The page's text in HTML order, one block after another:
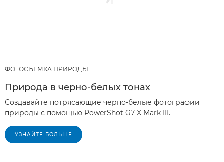
ФОТОСЪЕМКА ПРИРОДЫ
Природа в черно-белых тонах
Создавайте потрясающие черно-белые фотографии
природы с помощью PowerShot G7 X Mark III.
УЗНАЙТЕ БОЛЬШЕ